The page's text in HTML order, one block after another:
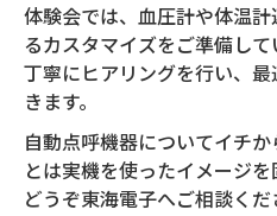
体験会では、血圧計や体温
るカスタマイズをご準備して
丁寧にヒアリングを行い、
きます。
自動点呼機器についてイチ
とは実機を使ったイメージを
どうぞ東海電子へご相談くだ